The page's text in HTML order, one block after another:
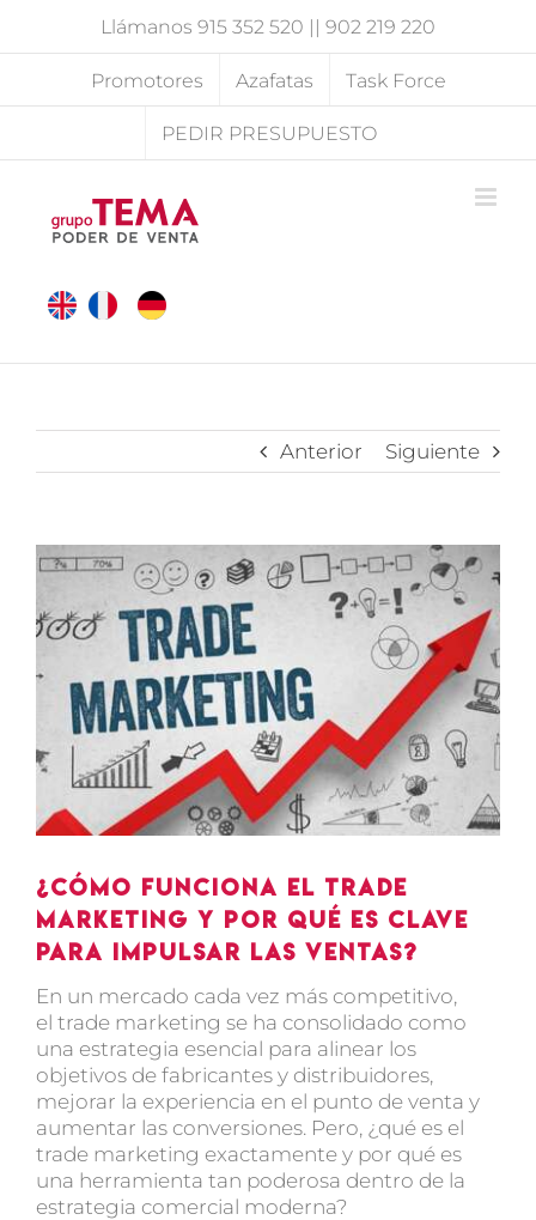
Llámanos 915 352 520 || 902 219 220
Promotores Azafatas Task Force
PEDIR PRESUPUESTO
Anterior Siguiente
Ver
más
grande
¿Cómo funciona el trade
marketing y por qué es clave
para impulsar las ventas?
En un mercado cada vez más competitivo,
el trade marketing se ha consolidado como
una estrategia esencial para alinear los
objetivos de fabricantes y distribuidores,
mejorar la experiencia en el punto de venta y
aumentar las conversiones. Pero, ¿qué es el
trade marketing exactamente y por qué es
una herramienta tan poderosa dentro de la
estrategia comercial moderna?